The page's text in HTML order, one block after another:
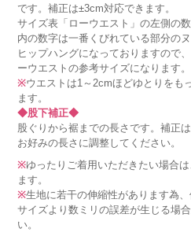
です。補正は±3cm対応できます。
サイズ表「ローウエスト」の左側の
内の数字は一番くびれている部分の
ヒップハングになっておりますので
ーウエストの参考サイズになります。
※ウエストは1～2cmほどゆとりをも
ます。
◆股下補正◆
股ぐりから裾までの長さです。補正
お好みの長さに調整してください。
※ゆったりご着用いただきたい場合
ます。
※生地に若干の伸縮性があります為
サイズより数ミリの誤差が生じる場
い。